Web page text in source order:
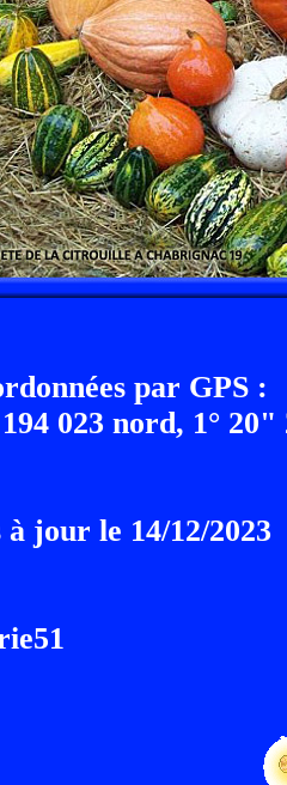
par GPS :
194 023 nord, 1°
jour le 14/12/2023